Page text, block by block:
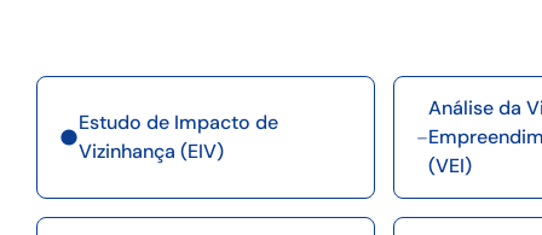
Estudo de Impacto de
Vizinhança (EIV)
Análise da
(VEI)